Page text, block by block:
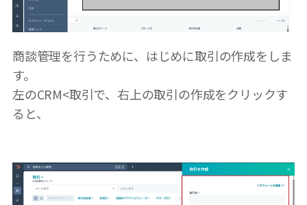
商談管理を行うために、はじめに取引の作成をしま
す。
左のCRM<取引で、右上の取引の作成をクリックす
ると、